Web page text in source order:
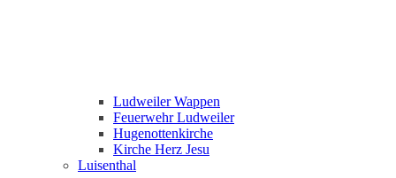
Ludweiler Wappen
Feuerwehr Ludweiler
Hugenottenkirche
Kirche Herz Jesu
Luisenthal